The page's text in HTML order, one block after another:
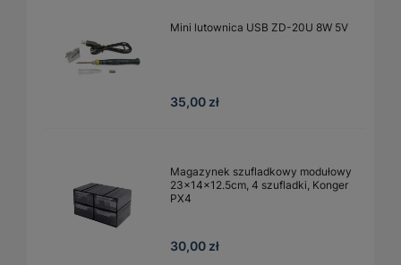
Mini lutownica USB ZD-20U 8W 5V
35,00 zł
Magazynek szufladkowy modułowy
23x14x12.5cm, 4 szufladki, Konger
PX4
30,00 zł